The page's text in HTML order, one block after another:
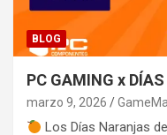
BLOG
PC GAMING x
marzo 9, 2026
Los Días Naranjas